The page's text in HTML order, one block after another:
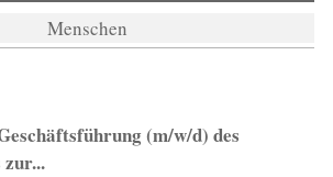
Menschen
(m/w/d) des